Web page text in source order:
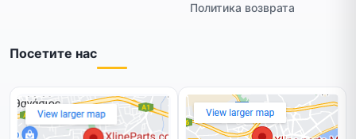
Политика возврата
Посетите нас